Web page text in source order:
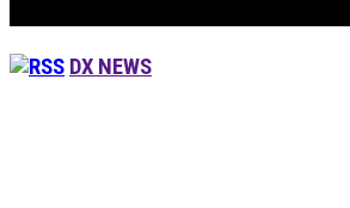
DX NEWS